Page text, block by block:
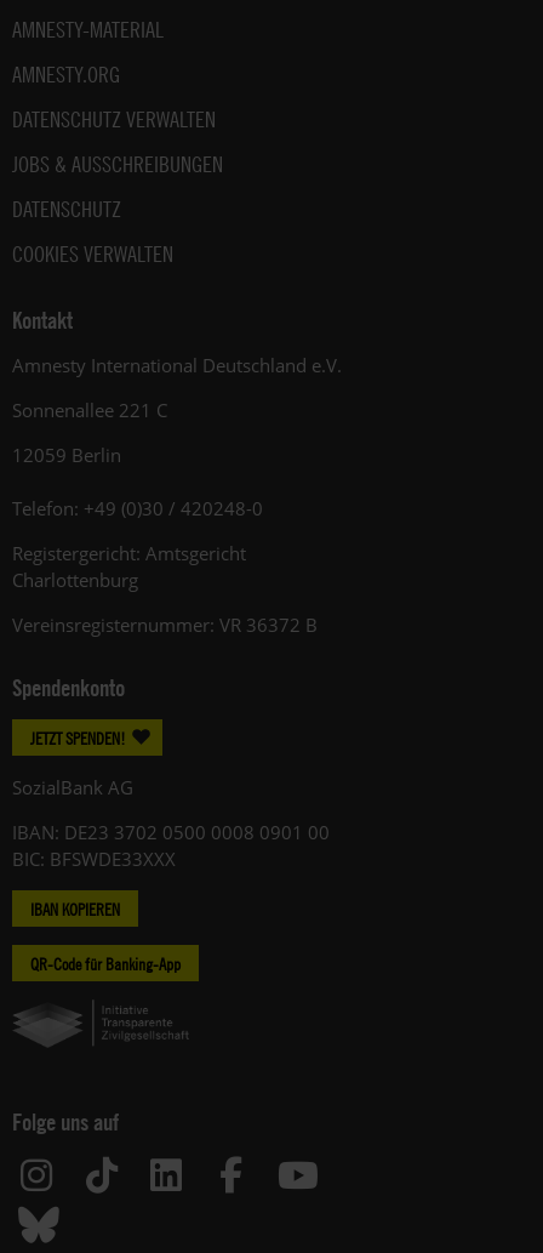
AMNESTY-MATERIAL
AMNESTY.ORG
DATENSCHUTZ VERWALTEN
JOBS & AUSSCHREIBUNGEN
DATENSCHUTZ
COOKIES VERWALTEN
Kontakt
Amnesty International Deutschland e.V.
Sonnenallee 221 C
12059 Berlin
Telefon: +49 (0)30 / 420248-0
Registergericht: Amtsgericht
Charlottenburg
Vereinsregisternummer: VR 36372 B
Spendenkonto
JETZT SPENDEN!
SozialBank AG
IBAN: DE23 3702 0500 0008 0901 00
BIC: BFSWDE33XXX
IBAN KOPIEREN
QR-Code für Banking-App
Folge uns auf